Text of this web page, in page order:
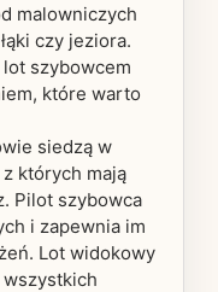
malowniczych
czy jeziora.
szybowcem
które warto
siedzą w
których mają
Pilot szybowca
i zapewnia im
Lot widokowy
wszystkich